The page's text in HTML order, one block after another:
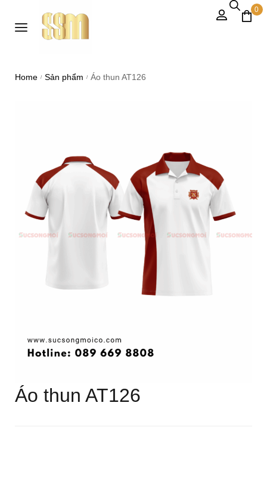
0
Home / Sản phẩm / Áo thun AT126
Áo thun AT126